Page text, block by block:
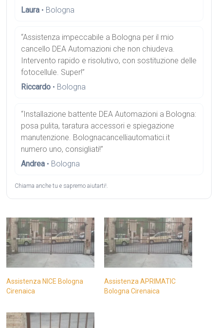
Laura • Bologna
“Assistenza impeccabile a Bologna per il mio
cancello DEA Automazioni che non chiudeva.
Intervento rapido e risolutivo, con sostituzione delle
fotocellule. Super!”
Riccardo • Bologna
“Installazione battente DEA Automazioni a Bologna:
posa pulita, taratura accessori e spiegazione
manutenzione. Bolognacancelliautomatici.it
numero uno, consigliati!”
Andrea • Bologna
Chiama anche tu e sapremo aiutarti!.
Assistenza NICE Bologna
Cirenaica
Assistenza APRIMATIC
Bologna Cirenaica